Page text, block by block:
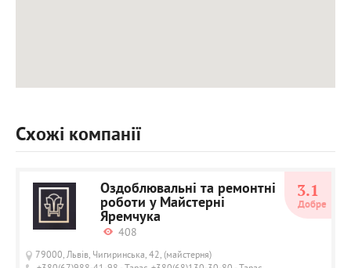
Схожі компанії
Оздоблювальні та ремонтні
роботи у Майстерні
Яремчука
408
79000, Львів, Чигиринська, 42, (майстерня)
3.1
Добре